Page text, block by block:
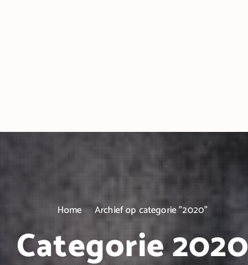
Home Archief op categorie "2020"
Categorie 2020